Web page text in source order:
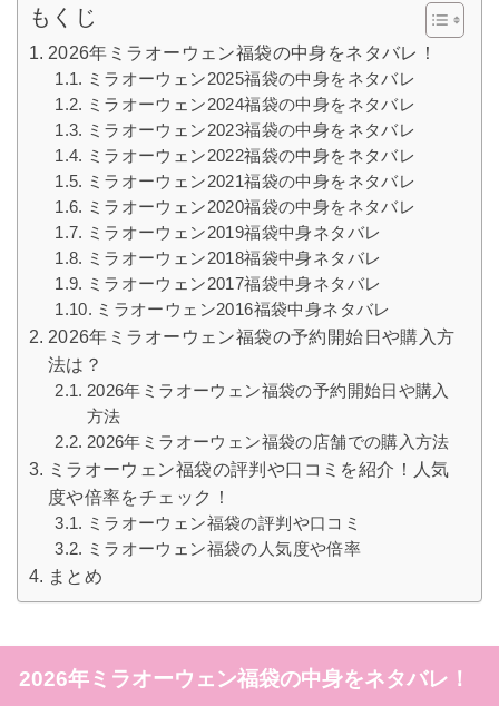
もくじ
2026年ミラオーウェン福袋の中身をネタバレ！
ミラオーウェン2025福袋の中身をネタバレ
ミラオーウェン2024福袋の中身をネタバレ
ミラオーウェン2023福袋の中身をネタバレ
ミラオーウェン2022福袋の中身をネタバレ
ミラオーウェン2021福袋の中身をネタバレ
ミラオーウェン2020福袋の中身をネタバレ
ミラオーウェン2019福袋中身ネタバレ
ミラオーウェン2018福袋中身ネタバレ
ミラオーウェン2017福袋中身ネタバレ
ミラオーウェン2016福袋中身ネタバレ
2026年ミラオーウェン福袋の予約開始日や購入方
法は？
2026年ミラオーウェン福袋の予約開始日や購入
方法
2026年ミラオーウェン福袋の店舗での購入方法
ミラオーウェン福袋の評判や口コミを紹介！人気
度や倍率をチェック！
ミラオーウェン福袋の評判や口コミ
ミラオーウェン福袋の人気度や倍率
まとめ
2026年ミラオーウェン福袋の中身をネタバレ！